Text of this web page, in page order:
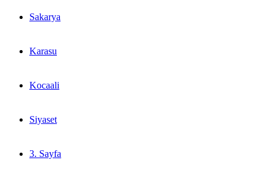
Sakarya
Karasu
Kocaali
Siyaset
3. Sayfa